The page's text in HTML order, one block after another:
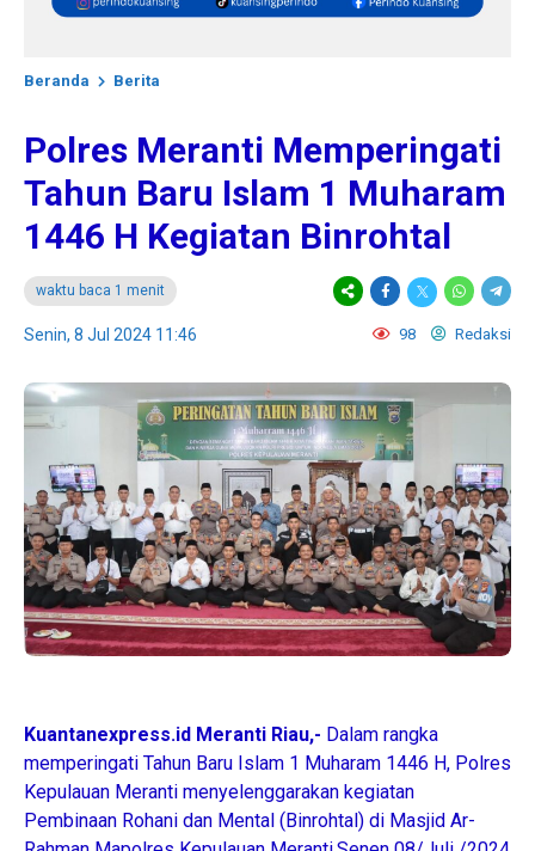
Beranda Berita
Polres Meranti Memperingati
Tahun Baru Islam 1 Muharam
1446 H Kegiatan Binrohtal
waktu baca 1 menit
Senin, 8 Jul 2024 11:46 98 Redaksi
Kuantanexpress.id Meranti Riau,- Dalam rangka
memperingati Tahun Baru Islam 1 Muharam 1446 H, Polres
Kepulauan Meranti menyelenggarakan kegiatan
Pembinaan Rohani dan Mental (Binrohtal) di Masjid Ar-